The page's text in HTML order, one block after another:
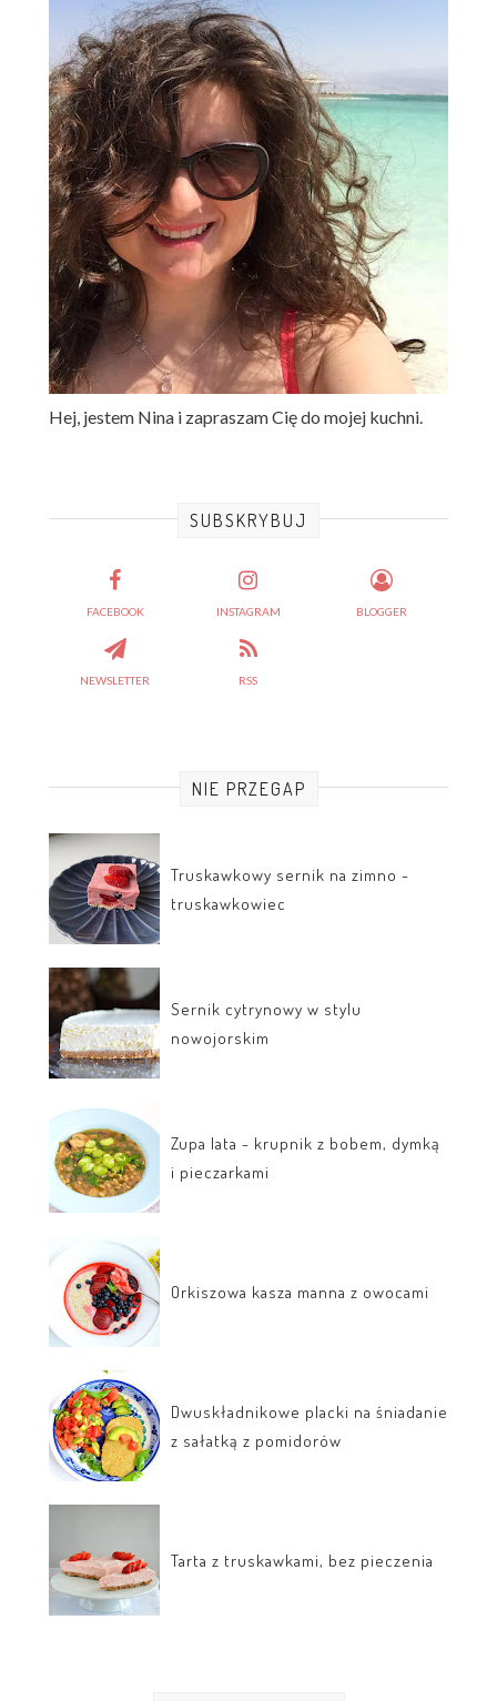
Hej, jestem Nina i zapraszam Cię do mojej kuchni.
SUBSKRYBUJ
FACEBOOK INSTAGRAM BLOGGER
NEWSLETTER RSS
NIE PRZEGAP
Truskawkowy sernik na zimno -
truskawkowiec
Sernik cytrynowy w stylu
nowojorskim
Zupa lata - krupnik z bobem, dymką
i pieczarkami
Orkiszowa kasza manna z owocami
Dwuskładnikowe placki na śniadanie
z sałatką z pomidorów
Tarta z truskawkami, bez pieczenia